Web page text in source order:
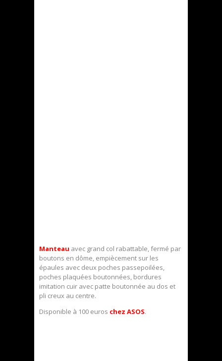
Manteau avec grand col rabattable, fermé par
boutons en dôme, empiècement sur les
épaules avec deux poches passepoilées,
poches plaquées boutonnées, bordures
imitation cuir avec patte boutonnée au dos et
pli creux au centre.
Disponible à 100 euros chez ASOS.